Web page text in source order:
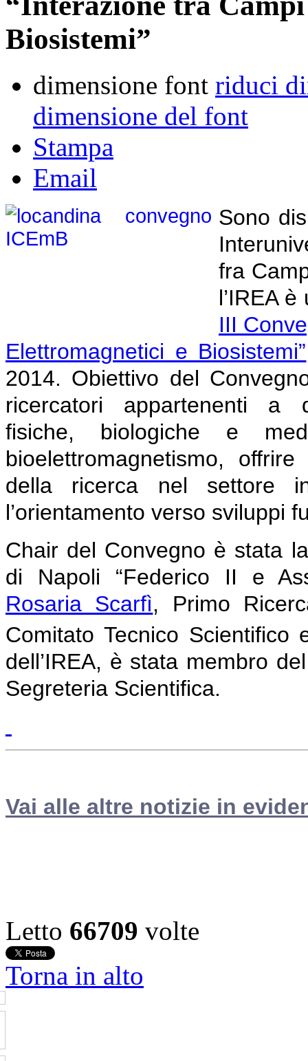
Biosistemi”
dimensione font riduci
dimensione del font
Stampa
Email
Sono
fra
l’IREA
III
Elettromagnetici e Biosistemi”
2014. Obiettivo del
ricercatori appartenenti a
fisiche, biologiche e
bioelettromagnetismo,
della ricerca nel settore
l’orientamento verso sviluppi
Chair del Convegno è stata
di Napoli “Federico II e
Rosaria Scarfì, Primo
Comitato Tecnico
dell’IREA, è stata membro
Segreteria Scientifica.
Vai alle altre notizie in
Letto 66709 volte
Torna in alto